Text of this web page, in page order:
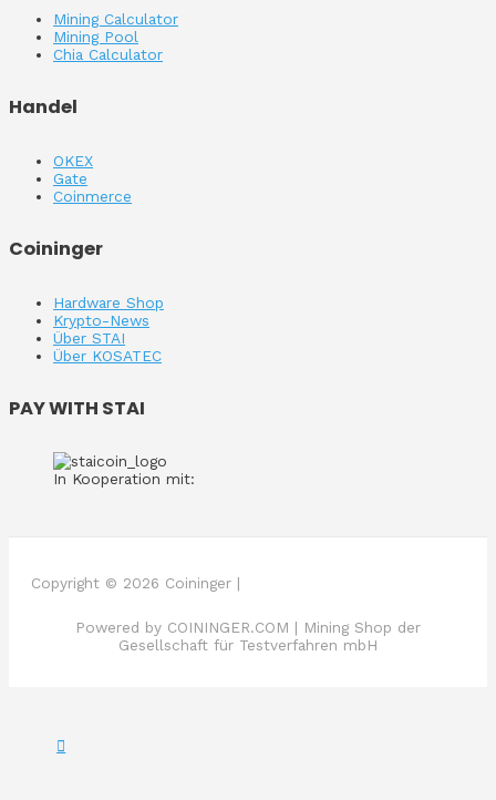
Mining Calculator
Mining Pool
Chia Calculator
Handel
OKEX
Gate
Coinmerce
Coininger
Hardware Shop
Krypto-News
Über STAI
Über KOSATEC
PAY WITH STAI
In Kooperation mit:
Copyright © 2026 Coininger |
Powered by COININGER.COM | Mining Shop der
Gesellschaft für Testverfahren mbH